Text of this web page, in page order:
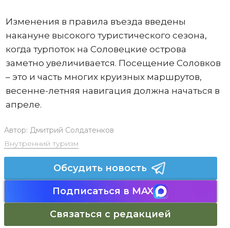
Изменения в правила въезда введены
накануне высокого туристического сезона,
когда турпоток на Соловецкие острова
заметно увеличивается. Посещение Соловков
– это и часть многих круизных маршрутов,
весенне-летняя навигация должна начаться в
апреле.
Автор: Дмитрий Солдатенков
Внутренний туризм
Обсудить новость
Подписаться в MAX
Связаться с редакцией